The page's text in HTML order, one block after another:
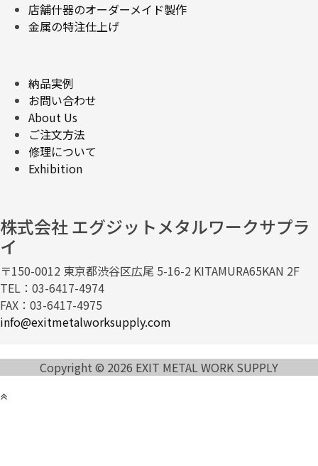
店舗什器のオーダーメイド製作
金属の特注仕上げ
納品実例
お問い合わせ
About Us
ご注文方法
修理について
Exhibition
株式会社 エグジットメタルワークサプラ
イ
〒150-0012 東京都渋谷区広尾 5-16-2 KITAMURA65KAN 2F
TEL：03-6417-4974
FAX：03-6417-4975
info@exitmetalworksupply.com
Copyright © 2026 EXIT METAL WORK SUPPLY